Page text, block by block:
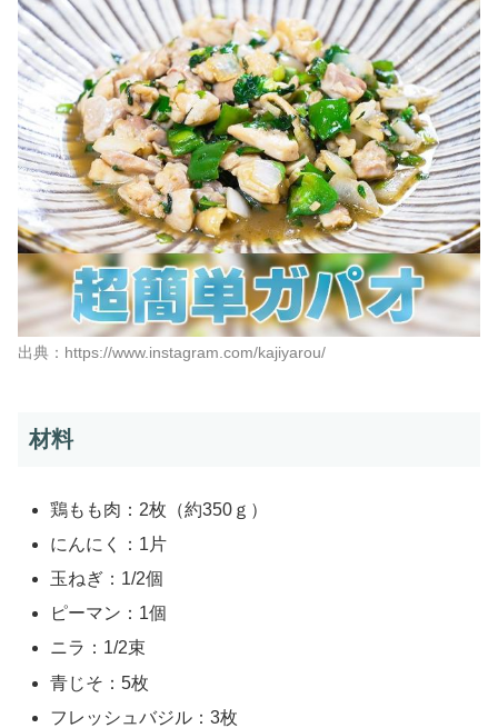
出典：https://www.instagram.com/kajiyarou/
材料
鶏もも肉：2枚（約350ｇ）
にんにく：1片
玉ねぎ：1/2個
ピーマン：1個
ニラ：1/2束
青じそ：5枚
フレッシュバジル：3枚